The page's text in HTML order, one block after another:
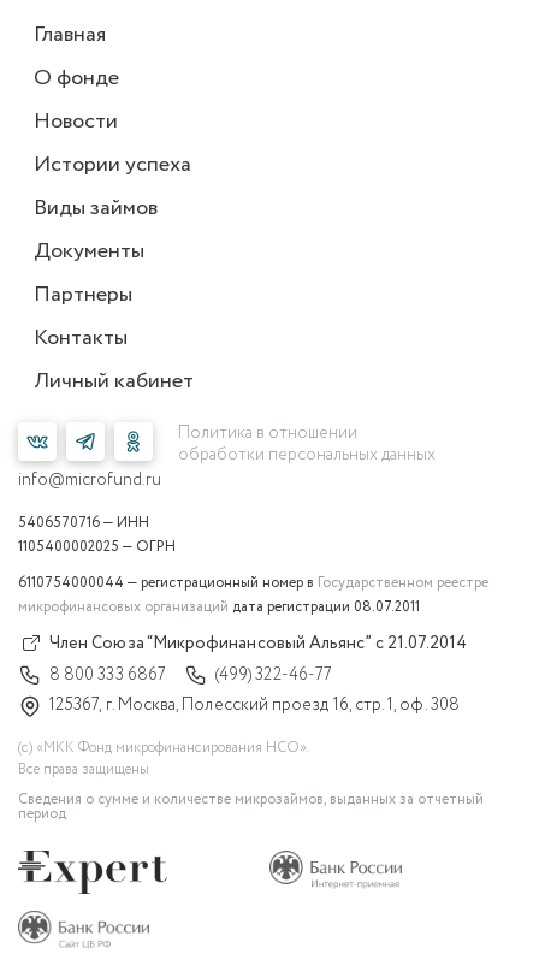
Главная
О фонде
Новости
Истории успеха
Виды займов
Документы
Партнеры
Контакты
Личный кабинет
info@microfund.ru
Политика в отношении
обработки персональных данных
5406570716 — ИНН
1105400002025 — ОГРН
6110754000044 — регистрационный номер в Государственном реестре
микрофинансовых организаций дата регистрации 08.07.2011
Член Союза “Микрофинансовый Альянс” с 21.07.2014
8 800 333 6867
(499) 322-46-77
125367, г. Москва, Полесский проезд 16, стр. 1, оф. 308
(с) «МКК Фонд микрофинансирования НСО».
Все права защищены
Сведения о сумме и количестве микрозаймов, выданных за отчетный
период